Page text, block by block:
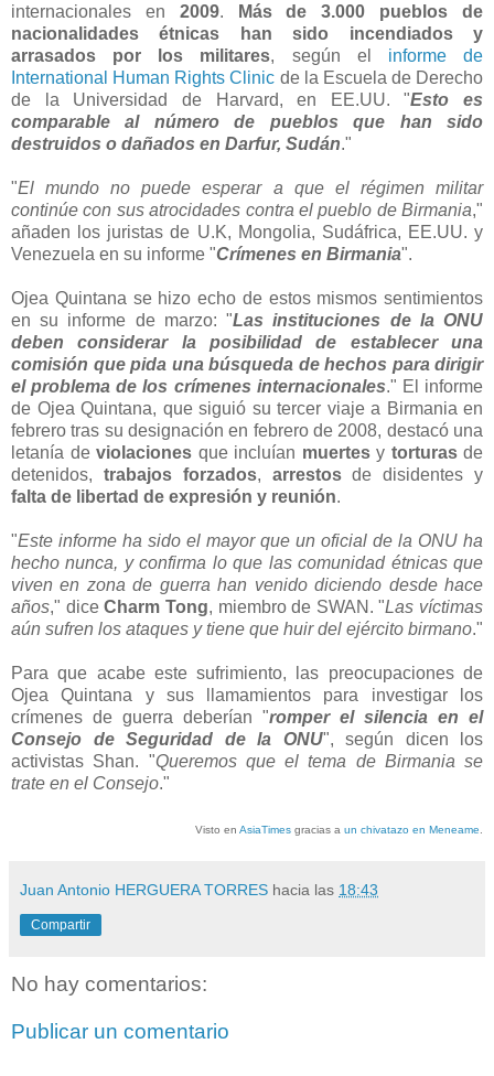
internacionales en 2009.
Más de 3.000 pueblos de
nacionalidades étnicas han sido incendiados y
arrasados por los militares, según el informe de
International Human Rights Clinic de la Escuela de Derecho
de la Universidad de Harvard, en EE.UU. "Esto es
comparable al número de pueblos que han sido
destruidos o dañados en Darfur, Sudán."
"El mundo no puede esperar a que el régimen militar
continúe con sus atrocidades contra el pueblo de Birmania,"
añaden los juristas de U.K, Mongolia, Sudáfrica, EE.UU. y
Venezuela en su informe "Crímenes en Birmania".
Ojea Quintana se hizo echo de estos mismos sentimientos
en su informe de marzo: "Las instituciones de la ONU
deben considerar la posibilidad de establecer una
comisión que pida una búsqueda de hechos para dirigir
el problema de los crímenes internacionales." El informe
de Ojea Quintana, que siguió su tercer viaje a Birmania en
febrero tras su designación en febrero de 2008, destacó una
letanía de violaciones que incluían muertesy torturasde
detenidos, trabajos forzados, arrestosde disidentes y
falta de libertad de expresión y reunión.
"Este informe ha sido el mayor que un oficial de la ONU ha
hecho nunca, y confirma lo que las comunidad étnicas que
viven en zona de guerra han venido diciendo desde hace
años," diceCharm Tong, miembro de SWAN. "Las víctimas
aún sufren los ataques y tiene que huir del ejército birmano."
Para que acabe este sufrimiento, las preocupaciones de
Ojea Quintana y sus llamamientos para investigar los
crímenes de guerra deberían "romper el silencia en el
Consejo de Seguridad de la ONU", según dicen los
activistas Shan. "Queremos que el tema de Birmania se
trate en el Consejo."
Visto en AsiaTimes gracias a un chivatazo en Meneame
Juan Antonio HERGUERA TORRES hacia las 18:43
Compartir
No hay comentarios:
Publicar un comentario